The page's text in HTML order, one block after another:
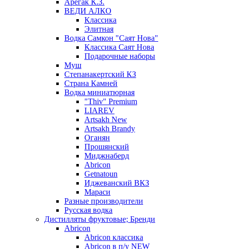
Арегак К.З.
ВЕДИ АЛКО
Классика
Элитная
Водка Самкон "Саят Нова"
Классика Саят Нова
Подарочные наборы
Муш
Степанакертский КЗ
Страна Камней
Водка миниатюрная
"Thiv" Premium
LIAREV
Artsakh New
Artsakh Brandy
Оганян
Прошянский
Миджнаберд
Abricon
Getnatoun
Иджеванский ВКЗ
Мараси
Разные производители
Русская водка
Дистилляты фруктовые; Бренди
Abricon
Abricon классика
Abricon в п/у NEW